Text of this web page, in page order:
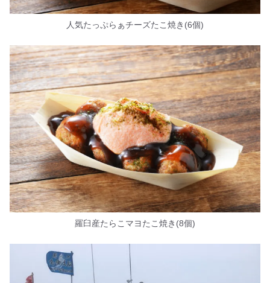
人気たっぷらぁチーズたこ焼き(6個)
羅臼産たらこマヨたこ焼き(8個)